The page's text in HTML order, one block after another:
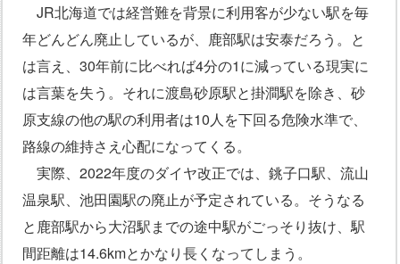
JR北海道では経営難を背景に利用客が少ない駅を毎
年どんどん廃止しているが、鹿部駅は安泰だろう。と
は言え、30年前に比べれば4分の1に減っている現実に
は言葉を失う。それに渡島砂原駅と掛澗駅を除き、砂
原支線の他の駅の利用者は10人を下回る危険水準で、
路線の維持さえ心配になってくる。
実際、2022年度のダイヤ改正では、銚子口駅、流山
温泉駅、池田園駅の廃止が予定されている。そうなる
と鹿部駅から大沼駅までの途中駅がごっそり抜け、駅
間距離は14.6kmとかなり長くなってしまう。